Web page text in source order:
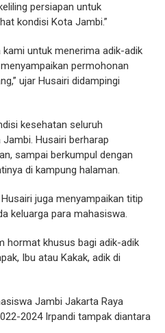
persiapan untuk
kondisi Kota Jambi.”
untuk menerima adik-adik
permohonan
ujar Husairi didampingi
kesehatan seluruh
Husairi berharap
sampai berkumpul dengan
di kampung halaman.
juga menyampaikan titip
keluarga para mahasiswa.
hormat khusus bagi adik-adik
Ibu atau Kakak, adik di
Jambi Jakarta Raya
2024 Irpandi tampak diantara